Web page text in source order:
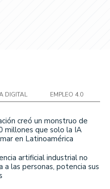
DIGITAL EMPLEO 4.0
creó un monstruo de
millones que solo la IA
en Latinoamérica
artificial industrial no
a las personas, potencia sus